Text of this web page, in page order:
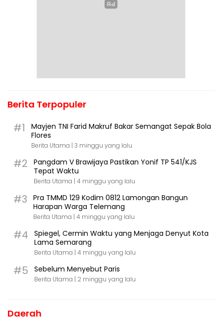
Berita Terpopuler
#1
Mayjen TNI Farid Makruf Bakar Semangat Sepak Bola
Flores
Berita Utama | 3 minggu yang lalu
#2
Pangdam V Brawijaya Pastikan Yonif TP 541/KJS
Tepat Waktu
Berita Utama | 4 minggu yang lalu
#3
Pra TMMD 129 Kodim 0812 Lamongan Bangun
Harapan Warga Telemang
Berita Utama | 4 minggu yang lalu
#4
Spiegel, Cermin Waktu yang Menjaga Denyut Kota
Lama Semarang
Berita Utama | 4 minggu yang lalu
#5 Sebelum Menyebut Paris
Berita Utama | 2 minggu yang lalu
Daerah